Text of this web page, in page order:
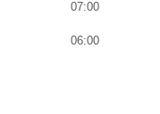
07:00
06:00